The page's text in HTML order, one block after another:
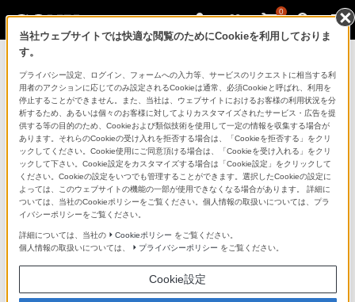
0
サポート・お問い合わせ
製品別サポート情報
製品に関する重要なお知らせ
HT-S400
当社ウェブサイトでは快適な閲覧のためにCookieを利用しておりま
す。
プライバシー設定、ログイン、フォームへの入力等、サービスのリクエストに相当する利
用者のアクションに応じてのみ設定されるCookieは通常、必須Cookieと呼ばれ、利用を
停止することができません。また、当社は、ウェブサイトにおけるお客様の利用状況を分
析するため、あるいは個々のお客様に対してよりカスタマイズされたサービス・広告を提
供する等の目的のため、Cookieおよび類似技術を使用して一定の情報を収集する場合が
あります。それらのCookieの受け入れを拒否する場合は、「Cookieを拒否する」をクリ
ックしてください。Cookie使用にご同意頂ける場合は、「Cookieを受け入れる」をクリ
ックして下さい。Cookie設定をカスタマイズする場合は「Cookie設定」をクリックして
ください。Cookieの設定をいつでも管理することができます。選択したCookieの設定に
よっては、このウェブサイトの機能の一部が使用できなくなる場合があります。 詳細に
ついては、当社のCookieポリシーをご覧ください。個人情報の取扱いについては、プラ
イバシーポリシーをご覧ください。
詳細については、当社の Cookieポリシー をご覧ください。
個人情報の取扱いについては、
プライバシーポリシー をご覧ください。
Cookie設定